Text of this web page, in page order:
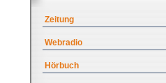
Zeitung
Webradio
Hörbuch